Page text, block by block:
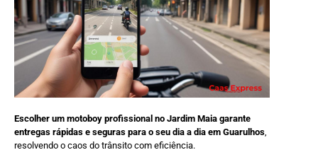
Escolher um motoboy profissional no Jardim Maia garante
entregas rápidas e seguras para o seu dia a dia em Guarulhos
resolvendo o caos do trânsito com eficiência.